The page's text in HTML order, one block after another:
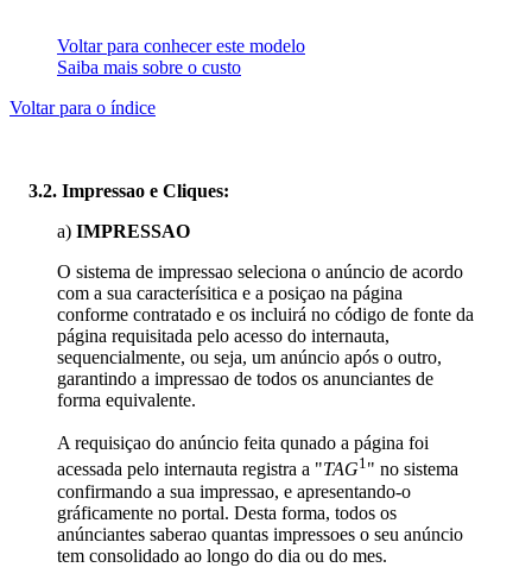
Voltar para conhecer este modelo
Saiba mais sobre o custo
Voltar para o índice
3.2. Impressao e Cliques:
a) IMPRESSAO
O sistema de impressao seleciona o anúncio de acordo
com a sua caracterísitica e a posiçao na página
conforme contratado e os incluirá no código de fonte da
página requisitada pelo acesso do internauta,
sequencialmente, ou seja, um anúncio após o outro,
garantindo a impressao de todos os anunciantes de
forma equivalente.
A requisiçao do anúncio feita qunado a página foi
acessada pelo internauta registra a "TAG1" no sistema
confirmando a sua impressao, e apresentando-o
gráficamente no portal. Desta forma, todos os
anúnciantes saberao quantas impressoes o seu anúncio
tem consolidado ao longo do dia ou do mes.